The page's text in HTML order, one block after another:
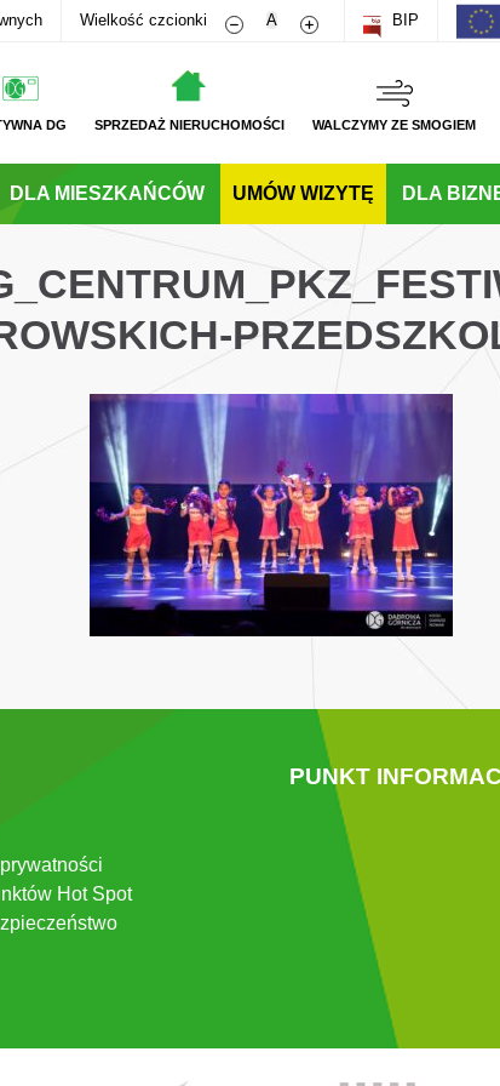
Wielkość czcionki Zmniejsz rozmiar czcionki
A Zwiększ rozmiar czcionki
BIP
DG SPRZEDAŻ NIERUCHOMOŚCI WALCZYMY ZE SMOGIEM
DLA MIESZKAŃCÓW UMÓW WIZYTĘ DLA
Hot Spot
PUNKT